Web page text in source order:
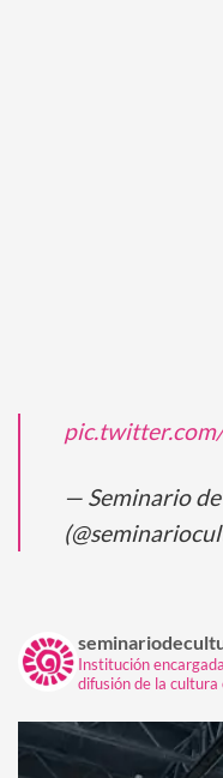
— Seminario
Institución
difusión de la